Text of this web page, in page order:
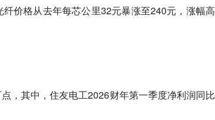
价格从去年每芯公里32元暴涨至240元，涨幅高
，其中，住友电工2026财年第一季度净利润同比